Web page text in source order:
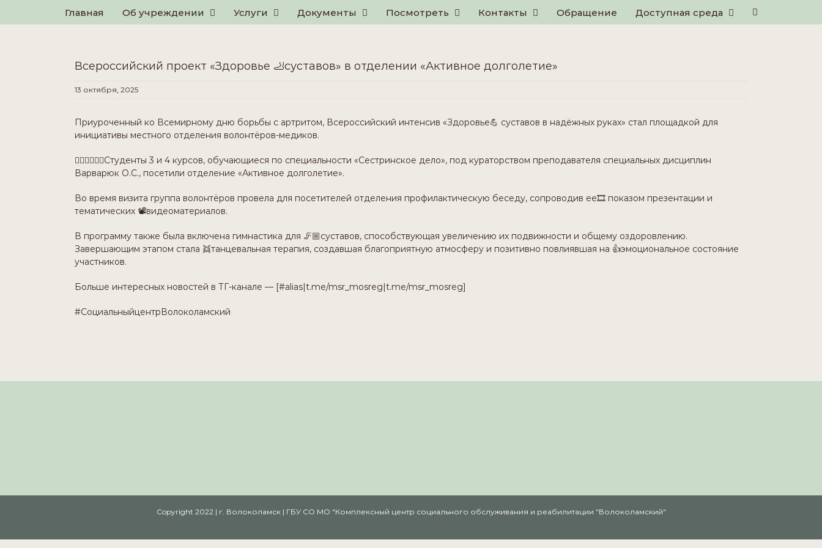
Главная Об учреждении Услуги Документы Посмотреть Контакты Обращениe Доступная среда
Всероссийский проект «Здоровье 🦶суставов» в отделении «Активное долголетие»
13 октября, 2025
Приуроченный ко Всемирному дню борьбы с артритом, Всероссийский интенсив «Здоровье💪 суставов в надёжных руках» стал площадкой для
инициативы местного отделения волонтёров-медиков.
👨🏻‍⚕️👨🏻‍⚕️Студенты 3 и 4 курсов, обучающиеся по специальности «Сестринское дело», под кураторством преподавателя специальных дисциплин
Варварюк О.С., посетили отделение «Активное долголетие».
Во время визита группа волонтёров провела для посетителей отделения профилактическую беседу, сопроводив ее🎞 показом презентации и
тематических 📽видеоматериалов.
В программу также была включена гимнастика для 🦵🏼суставов, способствующая увеличению их подвижности и общему оздоровлению.
Завершающим этапом стала 👯танцевальная терапия, создавшая благоприятную атмосферу и позитивно повлиявшая на 👍эмоциональное состояние
участников.
Больше интересных новостей в ТГ-канале — [#alias|t.me/msr_mosreg|t.me/msr_mosreg]
#СоциальныйцентрВолоколамский
Copyright 2022 | г. Волоколамск | ГБУ СО МО "Комплексный центр социального обслуживания и реабилитации "Волоколамский"